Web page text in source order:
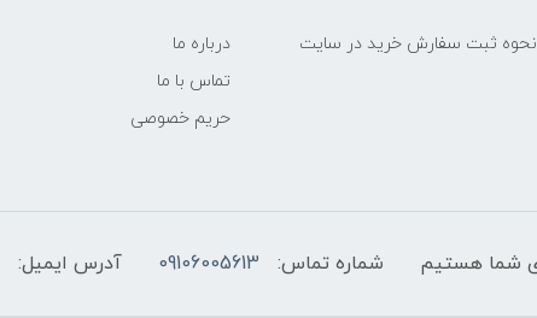
نحوه ثبت سفارش خرید در سایت
درباره ما
تماس با ما
حریم خصوصی
شماره تماس: 09106005613 آدرس ایمیل: